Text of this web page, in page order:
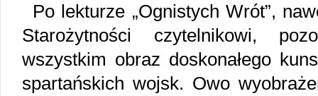
Po lekturze „Ognistych Wrót”,
Starożytności czytelnikowi,
wszystkim obraz doskonałego
spartańskich wojsk. Owo